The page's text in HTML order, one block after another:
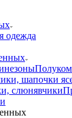
одежда
шапочки
слюнявчики